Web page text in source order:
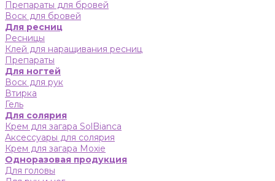
Препараты для бровей
Воск для бровей
Для ресниц
Ресницы
Клей для наращивания ресниц
Препараты
Для ногтей
Воск для рук
Втирка
Гель
Для солярия
Крем для загара SolBianca
Аксессуары для солярия
Крем для загара Moxie
Одноразовая продукция
Для головы